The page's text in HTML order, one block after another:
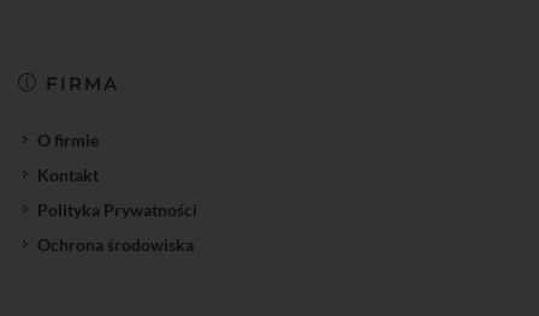
FIRMA
O firmie
Kontakt
Polityka Prywatności
Ochrona środowiska